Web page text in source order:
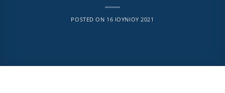
POSTED ON 16 ΙΟΥΝΊΟΥ 2021